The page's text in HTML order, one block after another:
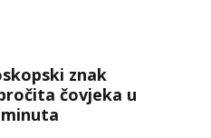
znak
čovjeka u